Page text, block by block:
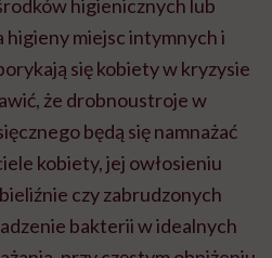
higienicznych lub
miejsc intymnych i
się kobiety w kryzysie
że drobnoustroje w
będą się namnażać
kobiety, jej owłosieniu
czy zabrudzonych
bakterii w idealnych